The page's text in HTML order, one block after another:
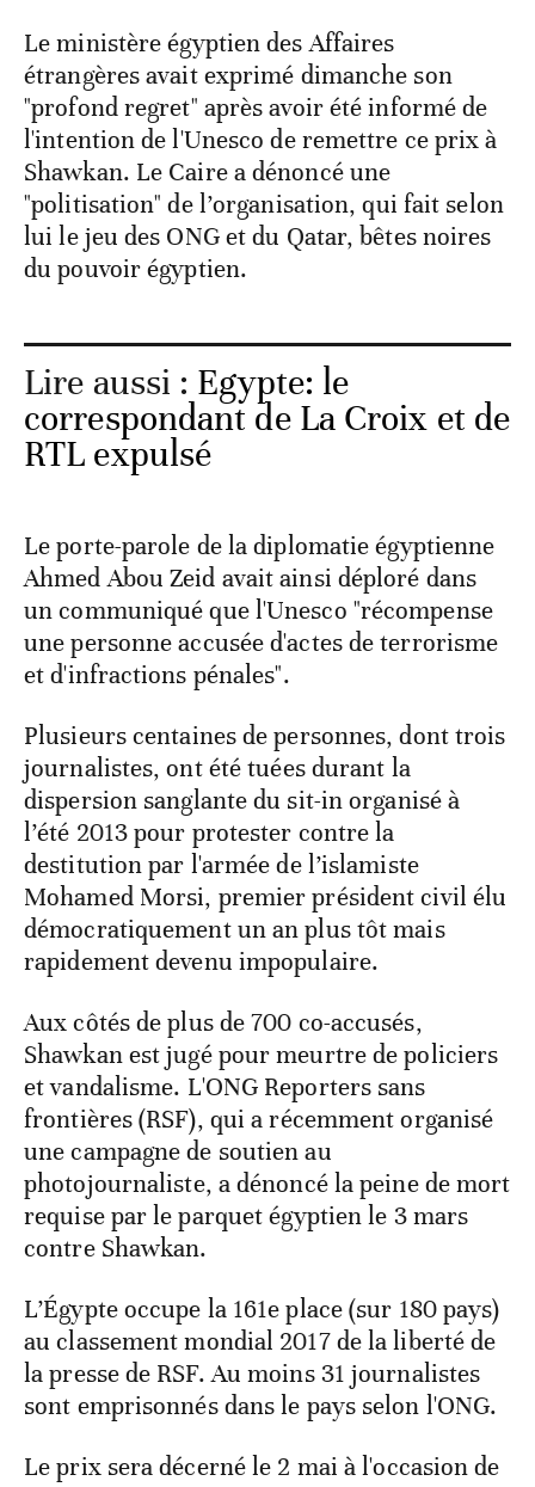
Le ministère égyptien des Affaires
étrangères avait exprimé dimanche son
"profond regret" après avoir été informé de
l'intention de l'Unesco de remettre ce prix à
Shawkan. Le Caire a dénoncé une
"politisation" de l’organisation, qui fait selon
lui le jeu des ONG et du Qatar, bêtes noires
du pouvoir égyptien.
Lire aussi : Egypte: le
correspondant de La Croix et de
RTL expulsé
Le porte-parole de la diplomatie égyptienne
Ahmed Abou Zeid avait ainsi déploré dans
un communiqué que l'Unesco "récompense
une personne accusée d'actes de terrorisme
et d'infractions pénales".
Plusieurs centaines de personnes, dont trois
journalistes, ont été tuées durant la
dispersion sanglante du sit-in organisé à
l’été 2013 pour protester contre la
destitution par l'armée de l’islamiste
Mohamed Morsi, premier président civil élu
démocratiquement un an plus tôt mais
rapidement devenu impopulaire.
Aux côtés de plus de 700 co-accusés,
Shawkan est jugé pour meurtre de policiers
et vandalisme. L'ONG Reporters sans
frontières (RSF), qui a récemment organisé
une campagne de soutien au
photojournaliste, a dénoncé la peine de mort
requise par le parquet égyptien le 3 mars
contre Shawkan.
L’Égypte occupe la 161e place (sur 180 pays)
au classement mondial 2017 de la liberté de
la presse de RSF. Au moins 31 journalistes
sont emprisonnés dans le pays selon l'ONG.
Le prix sera décerné le 2 mai à l'occasion de